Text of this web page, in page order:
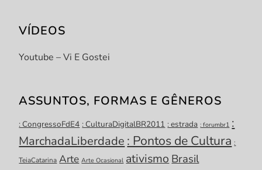
VÍDEOS
Youtube – Vi E Gostei
ASSUNTOS, FORMAS E GÊNEROS
: CongressoFdE4 : CulturaDigitalBR2011 : estrada : forumbr1 :
MarchadaLiberdade : Pontos de Cultura :
TeiaCatarina Arte Arte Ocasional ativismo Brasil